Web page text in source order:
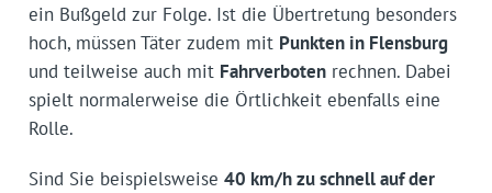
ein Bußgeld zur Folge. Ist die Übertretung besonders
hoch, müssen Täter zudem mit Punkten in Flensburg
und teilweise auch mit Fahrverbotenrechnen. Dabei
spielt normalerweise die Örtlichkeit ebenfalls eine
Rolle.
Sind Sie beispielsweise 40 km/h zu schnell auf der